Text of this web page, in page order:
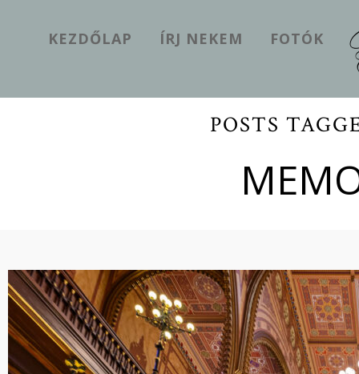
KEZDŐLAP ÍRJ NEKEM FOTÓK
POSTS